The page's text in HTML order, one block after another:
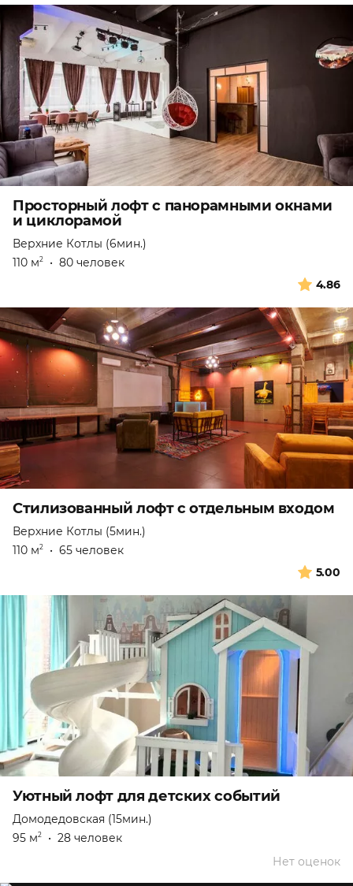
Просторный лофт с панорамными окнами
и циклорамой
Верхние Котлы (6мин.)
110 м2 • 80 человек
4.86
Стилизованный лофт с отдельным входом
Верхние Котлы (5мин.)
110 м2 • 65 человек
5.00
Уютный лофт для детских событий
Домодедовская (15мин.)
95 м2 • 28 человек
Нет оценок